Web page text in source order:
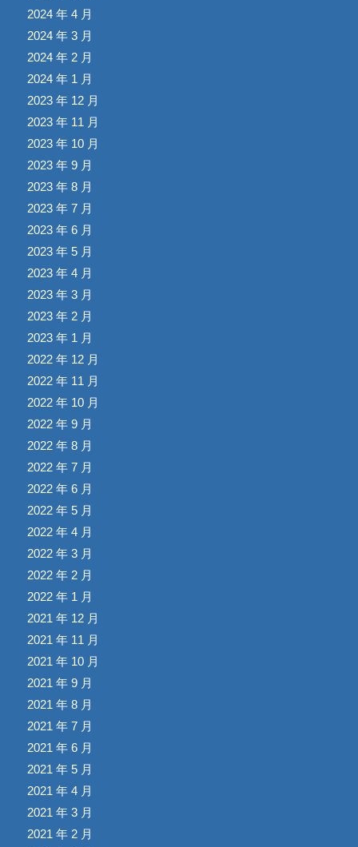
2024 年 4 月
2024 年 3 月
2024 年 2 月
2024 年 1 月
2023 年 12 月
2023 年 11 月
2023 年 10 月
2023 年 9 月
2023 年 8 月
2023 年 7 月
2023 年 6 月
2023 年 5 月
2023 年 4 月
2023 年 3 月
2023 年 2 月
2023 年 1 月
2022 年 12 月
2022 年 11 月
2022 年 10 月
2022 年 9 月
2022 年 8 月
2022 年 7 月
2022 年 6 月
2022 年 5 月
2022 年 4 月
2022 年 3 月
2022 年 2 月
2022 年 1 月
2021 年 12 月
2021 年 11 月
2021 年 10 月
2021 年 9 月
2021 年 8 月
2021 年 7 月
2021 年 6 月
2021 年 5 月
2021 年 4 月
2021 年 3 月
2021 年 2 月